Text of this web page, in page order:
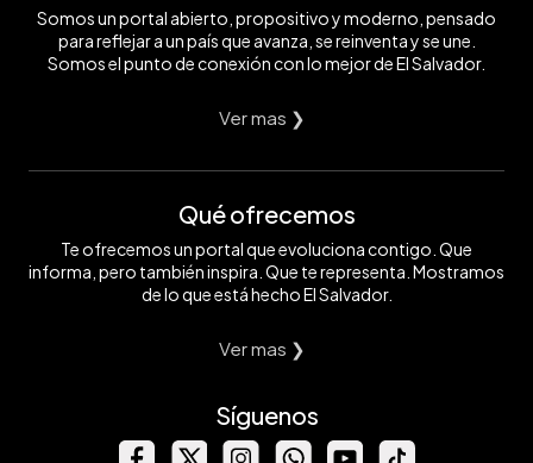
Somos un portal abierto, propositivo y moderno, pensado
para reflejar a un país que avanza, se reinventa y se une.
Somos el punto de conexión con lo mejor de El Salvador.
Ver mas ❯
Qué ofrecemos
Te ofrecemos un portal que evoluciona contigo. Que
informa, pero también inspira. Que te representa. Mostramos
de lo que está hecho El Salvador.
Ver mas ❯
Síguenos